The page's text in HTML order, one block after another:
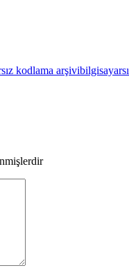
kodlama arşivi